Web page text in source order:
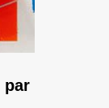
par